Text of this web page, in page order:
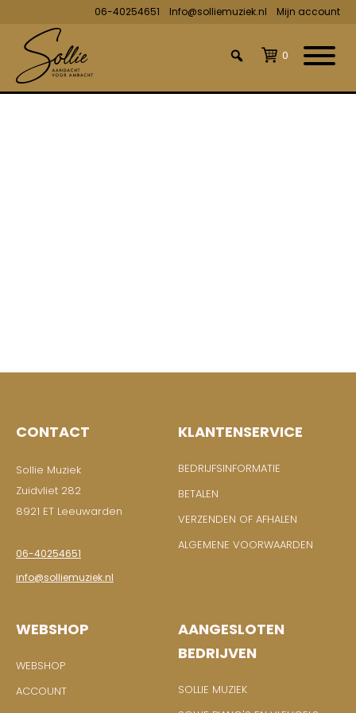
06-40254651 Info@solliemuziek.nl Mijn account
0
CONTACT
Sollie Muziek
Zuidvliet 282
8921 ET Leeuwarden
06-40254651
info@solliemuziek.nl
KLANTENSERVICE
BEDRIJFSINFORMATIE
BETALEN
VERZENDEN OF AFHALEN
ALGEMENE VOORWAARDEN
WEBSHOP
WEBSHOP
ACCOUNT
AANGESLOTEN
BEDRIJVEN
SOLLIE MUZIEK